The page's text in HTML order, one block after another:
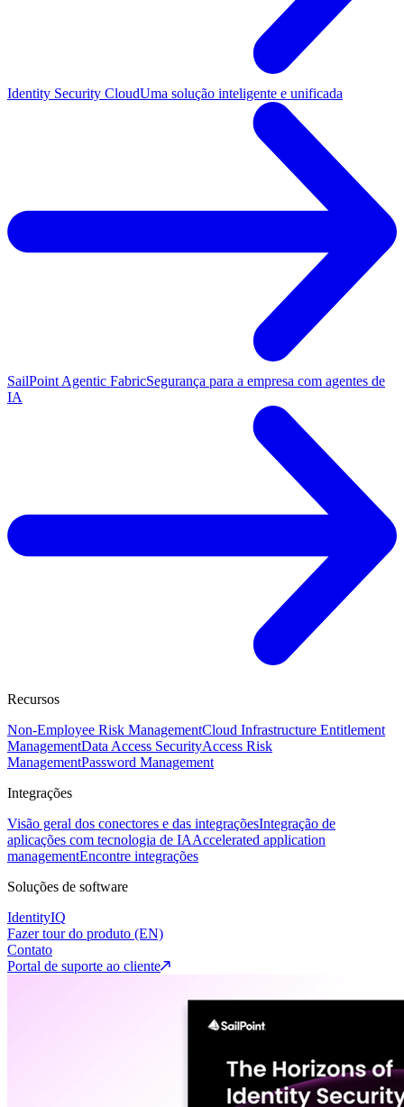
Identity Security CloudUma solução inteligente e unificada
SailPoint Agentic FabricSegurança para a empresa com agentes de
IA
Recursos
Non-Employee Risk ManagementCloud Infrastructure Entitlement
ManagementData Access SecurityAccess Risk
ManagementPassword Management
Integrações
Visão geral dos conectores e das integraçõesIntegração de
aplicações com tecnologia de IAAccelerated application
managementEncontre integrações
Soluções de software
IdentityIQ
Fazer tour do produto (EN)
Contato
Portal de suporte ao cliente